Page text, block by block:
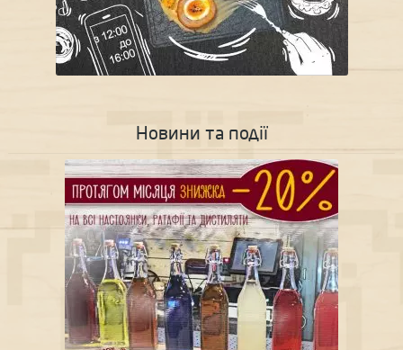
Новини та події